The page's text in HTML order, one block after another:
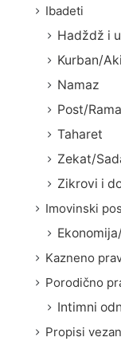
Ibadeti
Hadždž i
Kurban/
Namaz
Post/
Taharet
Zekat/
Zikrovi i
Imovinski
Kazneno
Porodično
Intimni
Propisi